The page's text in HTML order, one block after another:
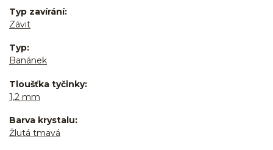
Typ zavírání
Závit
Typ
Banánek
Tloušťka tyčinky
1,2 mm
Barva krystalu
Žlutá tmavá